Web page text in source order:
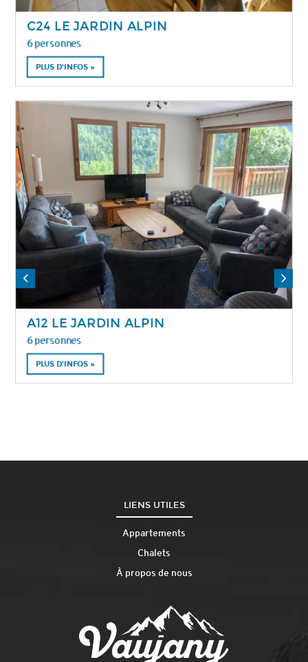
C24 LE JARDIN ALPIN
6 personnes
PLUS D'INFOS »
A12 LE JARDIN ALPIN
6 personnes
PLUS D'INFOS »
LIENS UTILES
Appartements
Chalets
À propos de nous